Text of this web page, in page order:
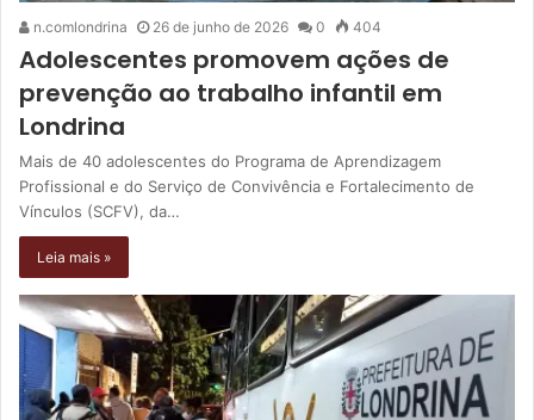
n.comlondrina 26 de junho de 2026 0 404
Adolescentes promovem ações de
prevenção ao trabalho infantil em
Londrina
Mais de 40 adolescentes do Programa de Aprendizagem
Profissional e do Serviço de Convivência e Fortalecimento de
Vínculos (SCFV), da…
Leia mais »